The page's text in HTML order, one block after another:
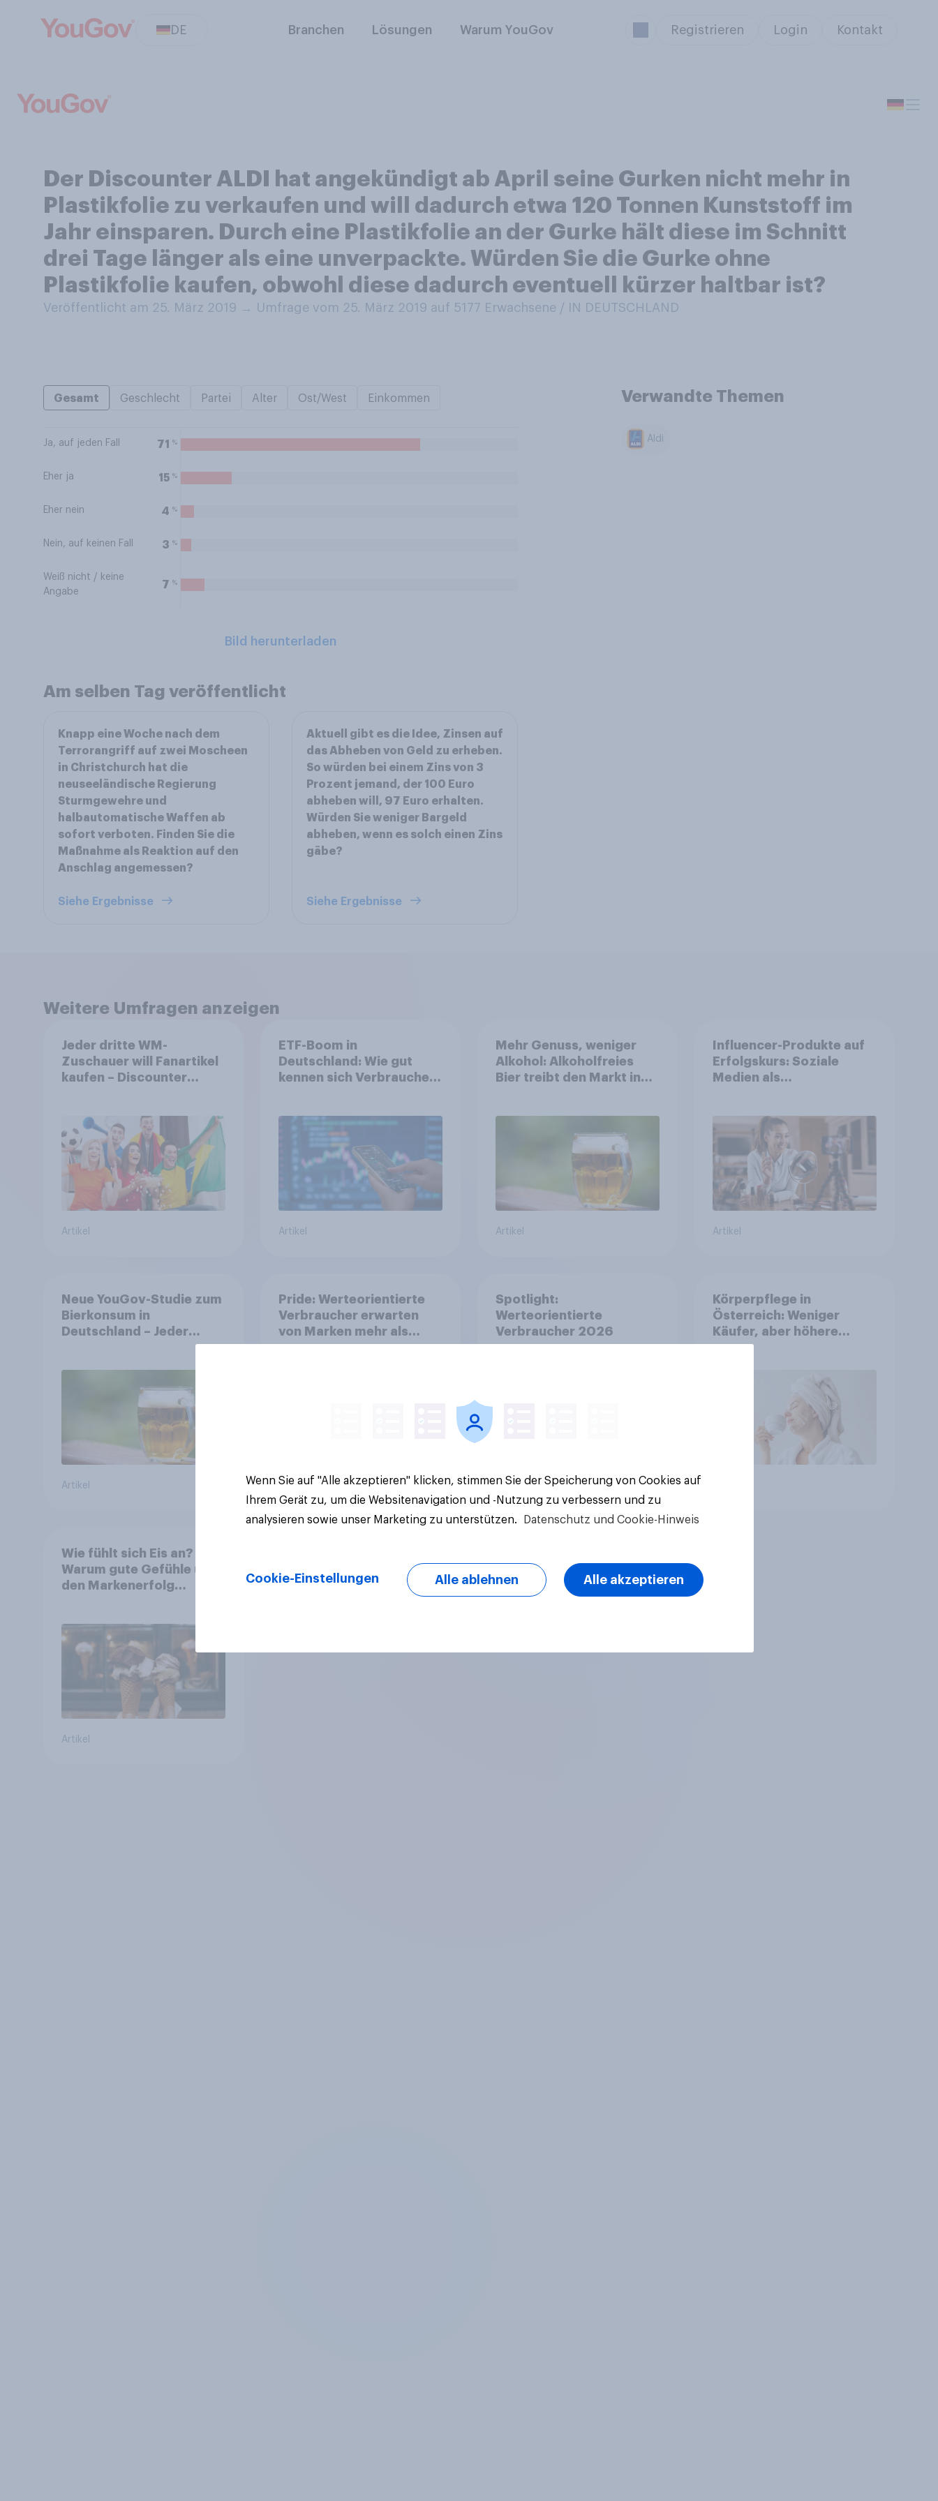
DE Branchen Lösungen Warum YouGov Registrieren Login Kontakt
Der Discounter ALDI hat angekündigt ab April seine Gurken nicht mehr in
Plastikfolie zu verkaufen und will dadurch etwa 120 Tonnen Kunststoff im
Jahr einsparen. Durch eine Plastikfolie an der Gurke hält diese im Schnitt
drei Tage länger als eine unverpackte. Würden Sie die Gurke ohne
Plastikfolie kaufen, obwohl diese dadurch eventuell kürzer haltbar ist?
Veröffentlicht am 25. März 2019 → Umfrage vom 25. März 2019 auf 5177 Erwachsene / IN DEUTSCHLAND
Gesamt Geschlecht Partei Alter Ost/West Einkommen
Ja, auf jeden Fall 71 %
Eher ja 15 %
Eher nein 4 %
Nein, auf keinen Fall 3 %
Weiß nicht / keine
Angabe
7 %
Bild herunterladen
Verwandte Themen
Aldi
Am selben Tag veröffentlicht
Knapp eine Woche nach dem
Terrorangriff auf zwei Moscheen
in Christchurch hat die
neuseeländische Regierung
Sturmgewehre und
halbautomatische Waffen ab
sofort verboten. Finden Sie die
Maßnahme als Reaktion auf den
Anschlag angemessen?
Siehe Ergebnisse
Aktuell gibt es die Idee, Zinsen auf
das Abheben von Geld zu erheben.
So würden bei einem Zins von 3
Prozent jemand, der 100 Euro
abheben will, 97 Euro erhalten.
Würden Sie weniger Bargeld
abheben, wenn es solch einen Zins
gäbe?
Siehe Ergebnisse
Weitere Umfragen anzeigen
Jeder dritte WM-
Zuschauer will Fanartikel
kaufen – Discounter
Artikel
ETF-Boom in
Deutschland: Wie gut
kennen sich Verbraucher
Artikel
Mehr Genuss, weniger
Alkohol: Alkoholfreies
Bier treibt den Markt in
Artikel
Influencer-Produkte auf
Erfolgskurs: Soziale
Medien als
Artikel
Neue YouGov-Studie zum
Bierkonsum in
Deutschland – Jeder
Vierte trinkt wöchentlich
um über 23 Prozent
Artikel
Pride: Werteorientierte
Verbraucher erwarten
von Marken mehr als
Symbolik
Artikel
Spotlight:
Werteorientierte
Verbraucher 2026
Artikel
Körperpflege in
Österreich: Weniger
Käufer, aber höhere
Ausgaben und intensivere
Wie fühlt sich Eis an?
Warum gute Gefühle über
den Markenerfolg
Artikel
Wenn Sie auf "Alle akzeptieren" klicken, stimmen Sie der Speicherung von Cookies auf
Ihrem Gerät zu, um die Websitenavigation und -Nutzung zu verbessern und zu
analysieren sowie unser Marketing zu unterstützen.
Datenschutz und Cookie-Hinweis
Cookie-Einstellungen Alle ablehnen Alle akzeptieren